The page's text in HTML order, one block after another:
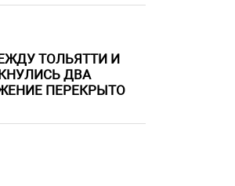
ТОЛЬЯТТИ И
ДВА
ПЕРЕКРЫТО